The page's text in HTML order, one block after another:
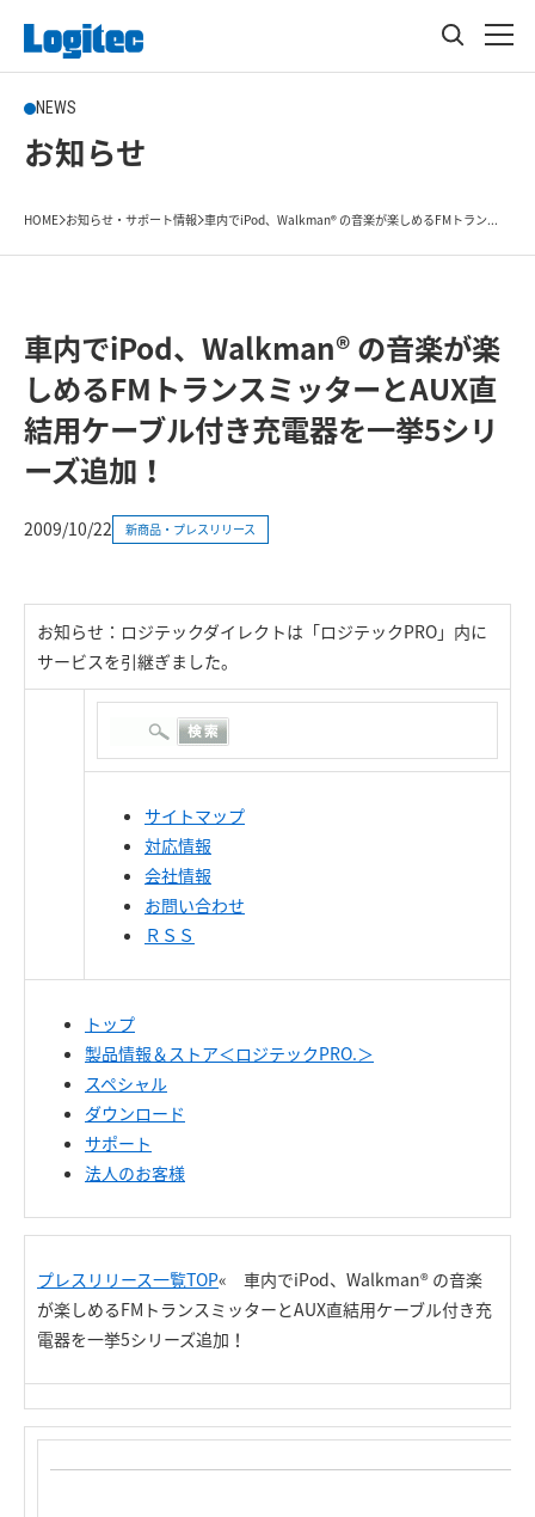
NEWS
お知らせ
HOME お知らせ・サポート情報 車内でiPod、Walkman® の音楽が楽しめるFMトラン...
車内でiPod、Walkman® の音楽が楽
しめるFMトランスミッターとAUX直
結用ケーブル付き充電器を一挙5シリ
ーズ追加！
2009/10/22 新商品・プレスリリース
お知らせ：ロジテックダイレクトは「ロジテックPRO」内に
サービスを引継ぎました。
サイトマップ
対応情報
会社情報
お問い合わせ
ＲＳＳ
トップ
製品情報＆ストア＜ロジテックPRO.＞
スペシャル
ダウンロード
サポート
法人のお客様
プレスリリース一覧TOP« 車内でiPod、Walkman® の音楽
が楽しめるFMトランスミッターとAUX直結用ケーブル付き充
電器を一挙5シリーズ追加！